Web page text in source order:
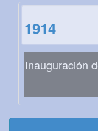
1914
Inauguración